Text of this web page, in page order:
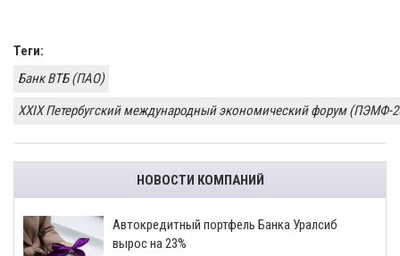
Теги:
Банк ВТБ (ПАО)
XXIX Петербугский международный экономический форум (ПЭМФ-
НОВОСТИ КОМПАНИЙ
​Автокредитный портфель Банка Уралсиб
вырос на 23%